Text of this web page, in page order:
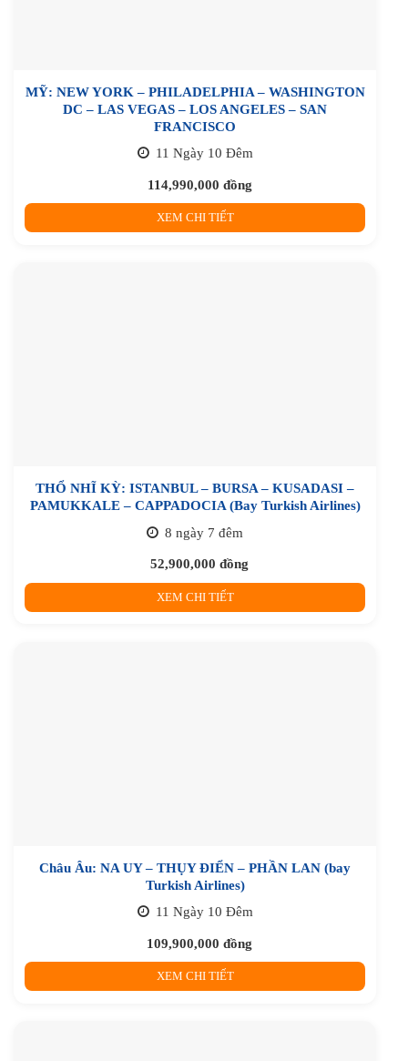
MỸ: NEW YORK – PHILADELPHIA – WASHINGTON
DC – LAS VEGAS – LOS ANGELES – SAN
FRANCISCO
11 Ngày 10 Đêm
114,990,000 đồng
XEM CHI TIẾT
THỔ NHĨ KỲ: ISTANBUL – BURSA – KUSADASI –
PAMUKKALE – CAPPADOCIA (Bay Turkish Airlines)
8 ngày 7 đêm
52,900,000 đồng
XEM CHI TIẾT
Châu Âu: NA UY – THỤY ĐIỂN – PHẦN LAN (bay
Turkish Airlines)
11 Ngày 10 Đêm
109,900,000 đồng
XEM CHI TIẾT